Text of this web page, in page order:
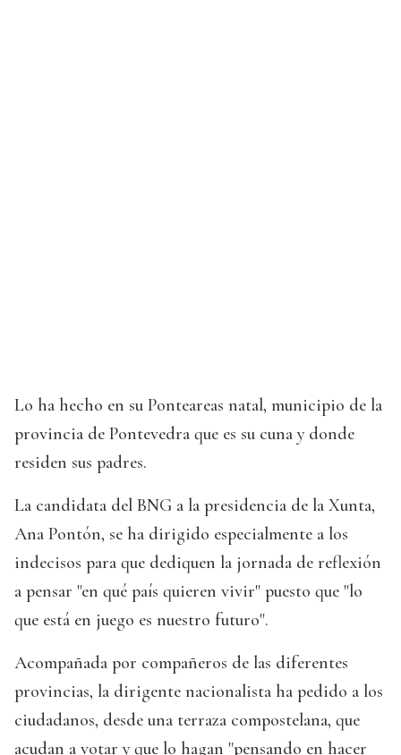
Lo ha hecho en su Ponteareas natal, municipio de la
provincia de Pontevedra que es su cuna y donde
residen sus padres.
La candidata del BNG a la presidencia de la Xunta,
Ana Pontón, se ha dirigido especialmente a los
indecisos para que dediquen la jornada de reflexión
a pensar "en qué país quieren vivir" puesto que "lo
que está en juego es nuestro futuro".
Acompañada por compañeros de las diferentes
provincias, la dirigente nacionalista ha pedido a los
ciudadanos, desde una terraza compostelana, que
acudan a votar y que lo hagan "pensando en hacer